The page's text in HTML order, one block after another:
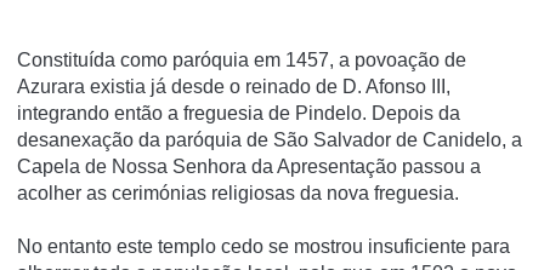
Constituída como paróquia em 1457, a povoação de
Azurara existia já desde o reinado de D. Afonso III,
integrando então a freguesia de Pindelo. Depois da
desanexação da paróquia de São Salvador de Canidelo, a
Capela de Nossa Senhora da Apresentação passou a
acolher as cerimónias religiosas da nova freguesia.
No entanto este templo cedo se mostrou insuficiente para